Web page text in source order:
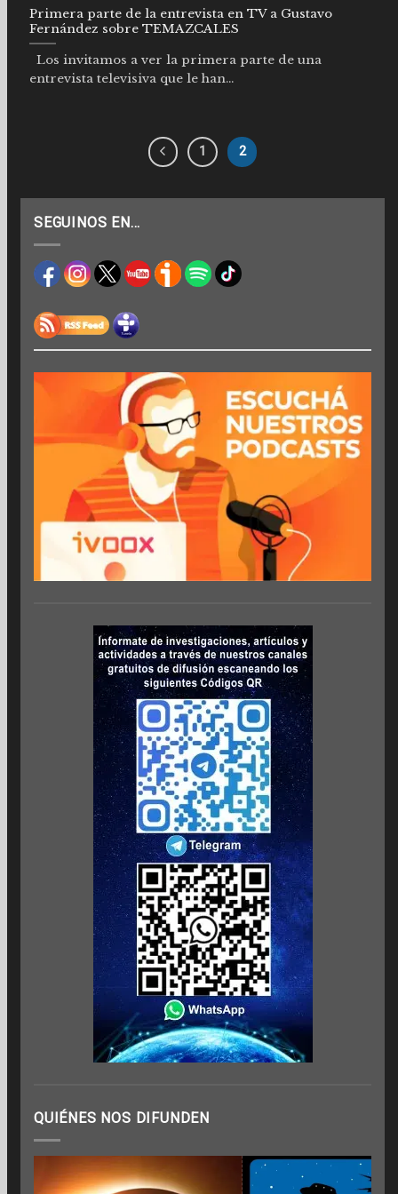
Primera parte de la entrevista en TV a Gustavo
Fernández sobre TEMAZCALES
Los invitamos a ver la primera parte de una
entrevista televisiva que le han...
1 2
SEGUINOS EN…
QUIÉNES NOS DIFUNDEN